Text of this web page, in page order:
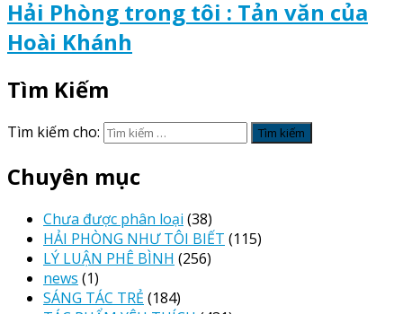
Hải Phòng trong tôi : Tản văn của
Hoài Khánh
Tìm Kiếm
Tìm kiếm cho:
Chuyên mục
Chưa được phân loại (38)
HẢI PHÒNG NHƯ TÔI BIẾT (115)
LÝ LUẬN PHÊ BÌNH (256)
news (1)
SÁNG TÁC TRẺ (184)